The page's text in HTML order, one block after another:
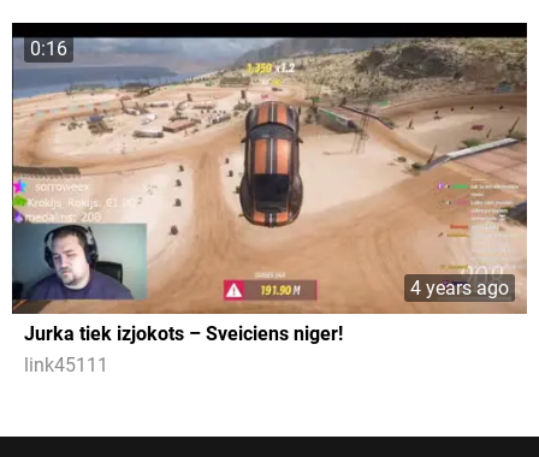
0:16
4 years ago
Jurka tiek izjokots – Sveiciens niger!
link45111